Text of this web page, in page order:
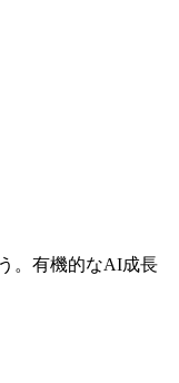
。有機的なAI成長